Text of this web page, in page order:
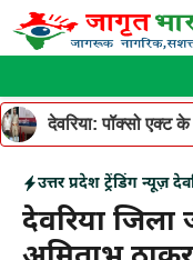
Skip
to
देवरिया: पॉक्सो एक्ट
उत्तर प्रदेश ट्रेंडिंग न्यूज़
देवरिया